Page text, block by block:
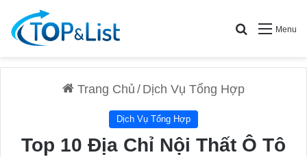
Menu
Search for
Trang Chủ / Dịch Vụ Tổng Hợp
Dịch Vụ Tổng Hợp
Top 10 Địa Chỉ Nội Thất Ô Tô